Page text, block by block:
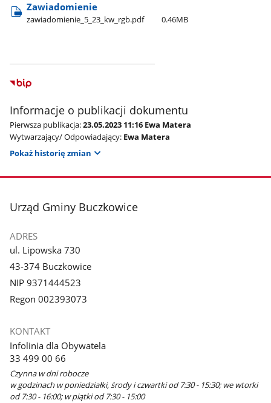
Zawiadomienie
zawiadomienie​_5​_23​_kw​_rgb.pdf 0.46MB
Informacje o publikacji dokumentu
Pierwsza publikacja:23.05.2023 11:16 Ewa Matera
Wytwarzający/ Odpowiadający: Ewa Matera
Pokaż historię zmian
stopka
Urząd Gminy Buczkowice
ADRES
ul. Lipowska 730
43-374 Buczkowice
NIP 9371444523
Regon 002393073
KONTAKT
Infolinia dla Obywatela
33 499 00 66
Czynna w dni robocze
w godzinach w poniedziałki, środy i czwartki od 7:30 - 15:30; we wtorki
od 7:30 - 16:00; w piątki od 7:30 - 15:00